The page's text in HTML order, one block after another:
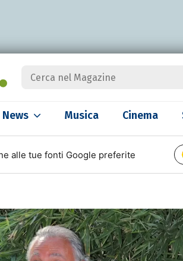
News Musica Cinema
alle tue fonti Google preferite